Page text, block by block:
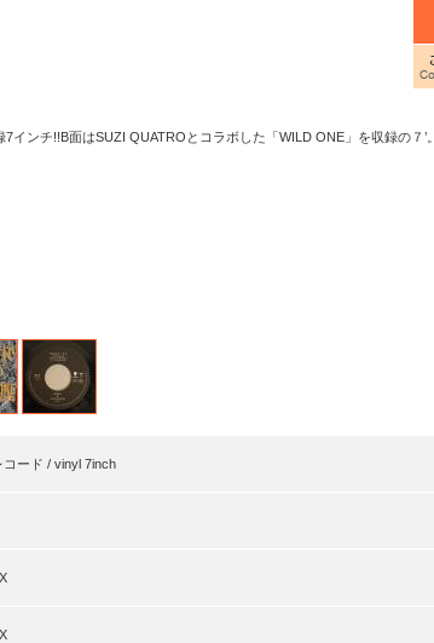
インチ!!B面はSUZI QUATROとコラボした「WILD ONE」を収録の７’。
コード / vinyl 7inch